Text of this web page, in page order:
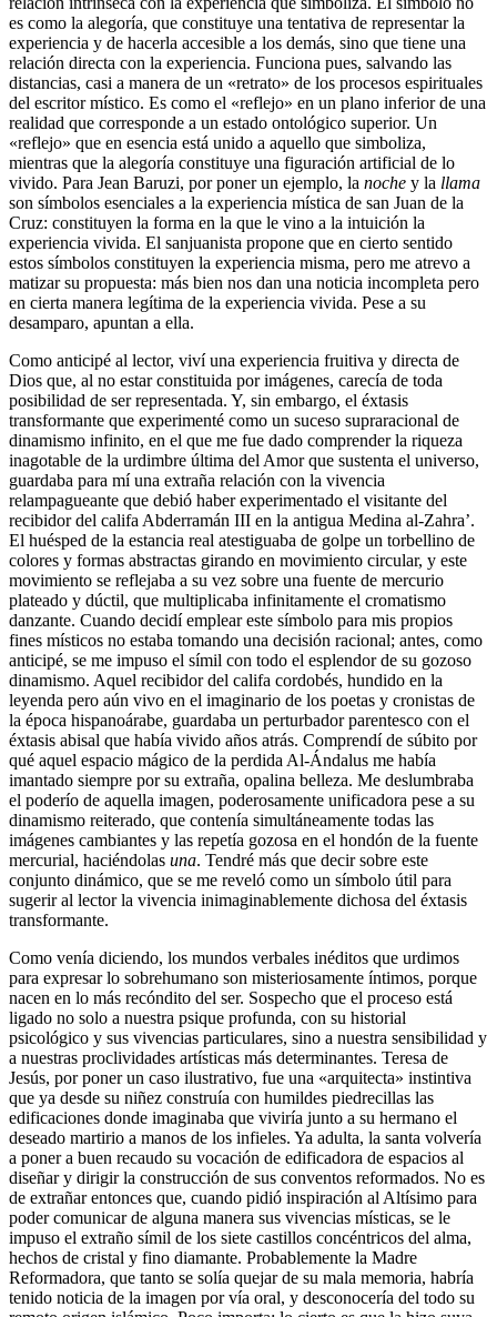
es como la alegoría, que constituye una tentativa de representar la
experiencia y de hacerla accesible a los demás, sino que tiene una
relación directa con la experiencia. Funciona pues, salvando las
distancias, casi a manera de un «retrato» de los procesos espirituales
del escritor místico. Es como el «reflejo» en un plano inferior de una
realidad que corresponde a un estado ontológico superior. Un
«reflejo» que en esencia está unido a aquello que simboliza,
mientras que la alegoría constituye una figuración artificial de lo
vivido. Para Jean Baruzi, por poner un ejemplo, la noche y la llama
son símbolos esenciales a la experiencia mística de san Juan de la
Cruz: constituyen la forma en la que le vino a la intuición la
experiencia vivida. El sanjuanista propone que en cierto sentido
estos símbolos constituyen la experiencia misma, pero me atrevo a
matizar su propuesta: más bien nos dan una noticia incompleta pero
en cierta manera legítima de la experiencia vivida. Pese a su
desamparo, apuntan a ella.
Como anticipé al lector, viví una experiencia fruitiva y directa de
Dios que, al no estar constituida por imágenes, carecía de toda
posibilidad de ser representada. Y, sin embargo, el éxtasis
transformante que experimenté como un suceso supraracional de
dinamismo infinito, en el que me fue dado comprender la riqueza
inagotable de la urdimbre última del Amor que sustenta el universo,
guardaba para mí una extraña relación con la vivencia
relampagueante que debió haber experimentado el visitante del
recibidor del califa Abderramán III en la antigua Medina al-Zahra’.
El huésped de la estancia real atestiguaba de golpe un torbellino de
colores y formas abstractas girando en movimiento circular, y este
movimiento se reflejaba a su vez sobre una fuente de mercurio
plateado y dúctil, que multiplicaba infinitamente el cromatismo
danzante. Cuando decidí emplear este símbolo para mis propios
fines místicos no estaba tomando una decisión racional; antes, como
anticipé, se me impuso el símil con todo el esplendor de su gozoso
dinamismo. Aquel recibidor del califa cordobés, hundido en la
leyenda pero aún vivo en el imaginario de los poetas y cronistas de
la época hispanoárabe, guardaba un perturbador parentesco con el
éxtasis abisal que había vivido años atrás. Comprendí de súbito por
qué aquel espacio mágico de la perdida Al-Ándalus me había
imantado siempre por su extraña, opalina belleza. Me deslumbraba
el poderío de aquella imagen, poderosamente unificadora pese a su
dinamismo reiterado, que contenía simultáneamente todas las
imágenes cambiantes y las repetía gozosa en el hondón de la fuente
mercurial, haciéndolas una. Tendré más que decir sobre este
conjunto dinámico, que se me reveló como un símbolo útil para
sugerir al lector la vivencia inimaginablemente dichosa del éxtasis
transformante.
Como venía diciendo, los mundos verbales inéditos que urdimos
para expresar lo sobrehumano son misteriosamente íntimos, porque
nacen en lo más recóndito del ser. Sospecho que el proceso está
ligado no solo a nuestra psique profunda, con su historial
psicológico y sus vivencias particulares, sino a nuestra sensibilidad y
a nuestras proclividades artísticas más determinantes. Teresa de
Jesús, por poner un caso ilustrativo, fue una «arquitecta» instintiva
que ya desde su niñez construía con humildes piedrecillas las
edificaciones donde imaginaba que viviría junto a su hermano el
deseado martirio a manos de los infieles. Ya adulta, la santa volvería
a poner a buen recaudo su vocación de edificadora de espacios al
diseñar y dirigir la construcción de sus conventos reformados. No es
de extrañar entonces que, cuando pidió inspiración al Altísimo para
poder comunicar de alguna manera sus vivencias místicas, se le
impuso el extraño símil de los siete castillos concéntricos del alma,
hechos de cristal y fino diamante. Probablemente la Madre
Reformadora, que tanto se solía quejar de su mala memoria, habría
tenido noticia de la imagen por vía oral, y desconocería del todo su